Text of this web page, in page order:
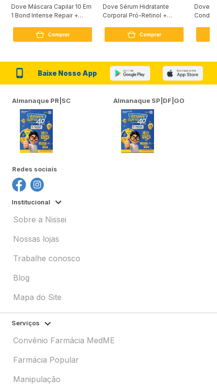
Dove Máscara Capilar 10 Em
1 Bond Intense Repair +
Comprar
Dove Sérum Hidratante
Corporal Pró-Retinol +
Comprar
Dove
Baixe Nosso App
Almanaque PR|SC Almanaque SP|DF|GO
Redes sociais
Institucional
Sobre a Nissei
Nossas lojas
Trabalhe conosco
Blog
Mapa do Site
Serviços
Convênio Farmácia MedME
Farmácia Popular
Manipulação